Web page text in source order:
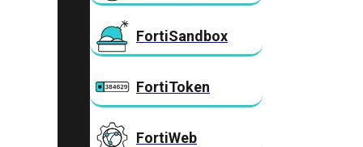
FortiSandbox
FortiToken
FortiWeb